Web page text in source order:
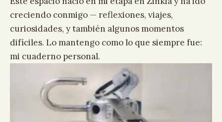
creciendo conmigo — reflexiones, viajes,
curiosidades, y también algunos momentos
difíciles. Lo mantengo como lo que siempre fue:
mi cuaderno personal.